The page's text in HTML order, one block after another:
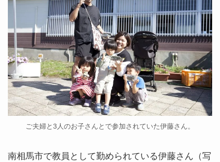
ご夫婦と3人のお子さんとで参加されていた伊藤さん。
南相馬市で教員として勤められている伊藤さん（写